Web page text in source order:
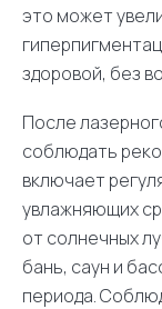
это может
здоровой, без
После
соблюдать
включает
увлажняющих
от солнечных
бань, саун и
периода.